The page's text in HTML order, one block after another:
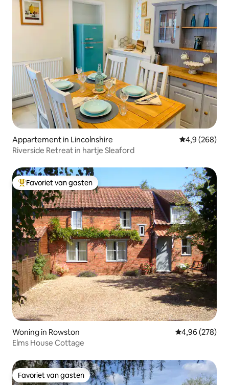
Appartement in Lincolnshire Gemiddelde
4,9 (268)
Riverside Retreat in hartje Sleaford
Topfavoriet van gasten
Favoriet van gasten
Woning in Rowston Gemiddelde
4,96 (278)
Elms House Cottage
Favoriet van gasten
Favoriet van gasten